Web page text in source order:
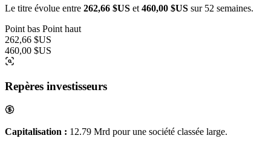
Le titre évolue entre 262,66 $US et 460,00 $US sur 52 semaines.
Point bas Point haut
262,66 $US
460,00 $US
Repères investisseurs
Capitalisation : 12.79 Mrd pour une société classée large.